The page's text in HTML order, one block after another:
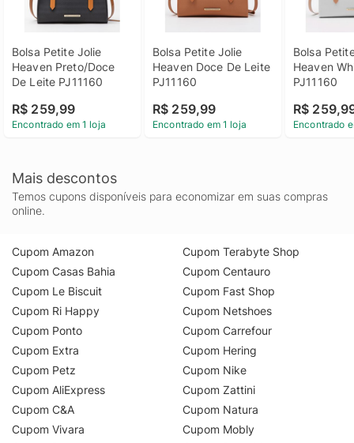
Bolsa Petite Jolie
Heaven Preto/Doce
De Leite PJ11160
R$ 259,99
Encontrado em 1 loja
Bolsa Petite Jolie
Heaven Doce De Leite
PJ11160
R$ 259,99
Encontrado em 1 loja
Bolsa
Heaven
PJ11160
R$
Encontrado
Mais descontos
Temos cupons disponíveis para economizar em suas compras
online.
Cupom Amazon
Cupom Casas Bahia
Cupom Le Biscuit
Cupom Ri Happy
Cupom Ponto
Cupom Extra
Cupom Petz
Cupom AliExpress
Cupom C&A
Cupom Vivara
Cupom Terabyte Shop
Cupom Centauro
Cupom Fast Shop
Cupom Netshoes
Cupom Carrefour
Cupom Hering
Cupom Nike
Cupom Zattini
Cupom Natura
Cupom Mobly